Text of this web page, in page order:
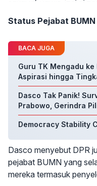
Status Pejabat
BACA JUGA
Guru TK Mengadu ke
Aspirasi hingga
Dasco Tak Panik!
Prabowo, Gerindra
Democracy Stability
Dasco menyebut DPR
pejabat BUMN yang
mereka termasuk